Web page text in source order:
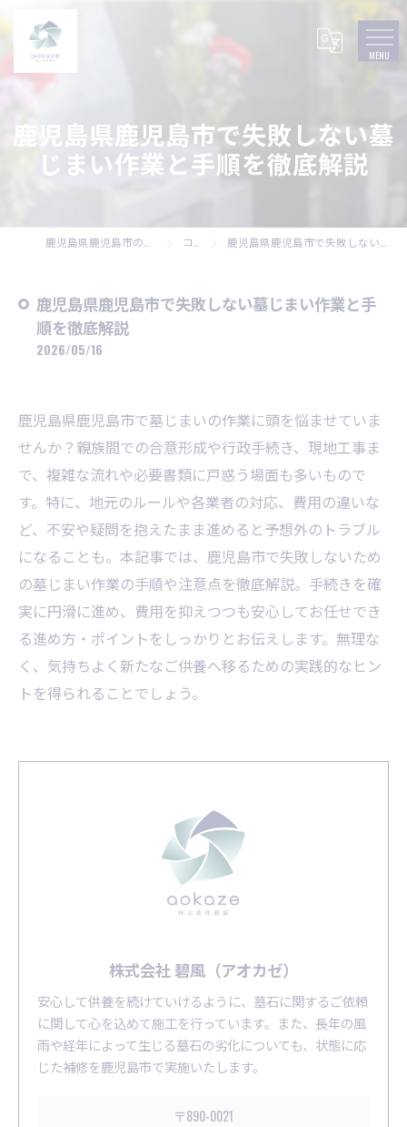
鹿児島県鹿児島市で失敗しない墓
じまい作業と手順を徹底解説
コラム 鹿児島県鹿児島市で失敗しない墓じまい作業と手順を徹底解説
鹿児島県鹿児島市で失敗しない墓じまい作業と手
順を徹底解説
2026/05/16
鹿児島県鹿児島市で墓じまいの作業に頭を悩ませていま
せんか？親族間での合意形成や行政手続き、現地工事ま
で、複雑な流れや必要書類に戸惑う場面も多いもので
す。特に、地元のルールや各業者の対応、費用の違いな
ど、不安や疑問を抱えたまま進めると予想外のトラブル
になることも。本記事では、鹿児島市で失敗しないため
の墓じまい作業の手順や注意点を徹底解説。手続きを確
実に円滑に進め、費用を抑えつつも安心してお任せでき
る進め方・ポイントをしっかりとお伝えします。無理な
く、気持ちよく新たなご供養へ移るための実践的なヒン
トを得られることでしょう。
株式会社 碧風（アオカゼ）
安心して供養を続けていけるように、墓石に関するご依頼
に関して心を込めて施工を行っています。また、長年の風
雨や経年によって生じる墓石の劣化についても、状態に応
じた補修を鹿児島市で実施いたします。
〒890-0021